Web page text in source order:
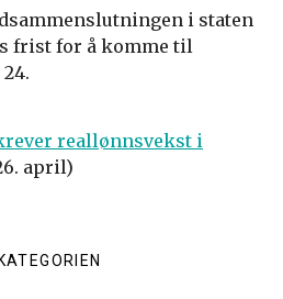
i staten
frist for å komme til
reallønnsvekst i
april)